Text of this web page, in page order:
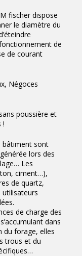
fischer dispose
le diamètre du
de
de courant
Négoces
poussière et
!
bâtiment sont
lors des
Les
ciment…),
de quartz,
de charge des
dans
du forage, elles
trous et du